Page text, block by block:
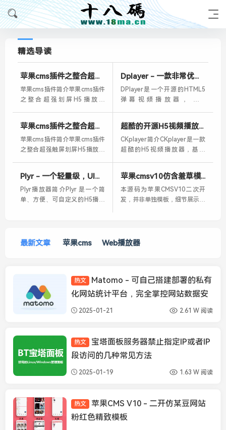
精选导读
苹果cms插件之整合超强划屏H5播放器Artplayer，投屏、自动下一集、记忆播放、弹幕、画中画
苹果cms插件简介苹果cms插件
之整合超强划屏H5播放器
Dplayer - 一款非常优秀的开源弹幕H5播放器
DPlayer是一个开源的HTML5
弹幕视频播放器，基于
苹果cms插件之整合超强触屏划屏H5播放器Muiplayer，播完自动下一集带记忆播放功能
苹果cms插件简介苹果cms插件
之整合超强触屏划屏H5播放器
超酷的开源H5视频播放器CKplayer
CKplayer简介CKplayer是一款
超酷的H5视频播放器，基于
Plyr - 一个轻量级，UI好看的H5 Web播放器
Plyr播放器简介Plyr 是一个简
单、方便、可自定义的H5播放
苹果cmsv10仿含羞草模版，自适应手机端，包含明星文章和专题模块
本源码为苹果CMSV10二次开
发，并非单独模板，细节展示可
最新文章 苹果cms Web播放器
资源分享
热文
Matomo - 可自己搭建部署的私有
化网站统计平台，完全掌控网站数据安
全和隐私
2025-01-21 2.61 W 阅读
服务器端
热文
宝塔面板服务器禁止指定IP或者IP
段访问的几种常见方法
2025-01-19 1.63 W 阅读
苹果CMS模板
热文
苹果CMS V10 - 二开仿某豆网站
粉红色精致模板